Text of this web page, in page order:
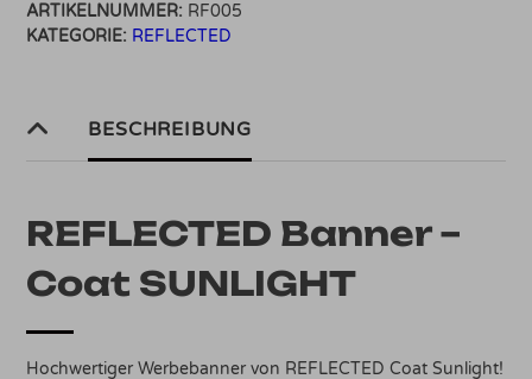
75cm
-
ARTIKELNUMMER: RF005
KATEGORIE: REFLECTED
BESCHREIBUNG
REFLECTED Banner –
Coat SUNLIGHT
Hochwertiger Werbebanner von REFLECTED Coat Sunlight!